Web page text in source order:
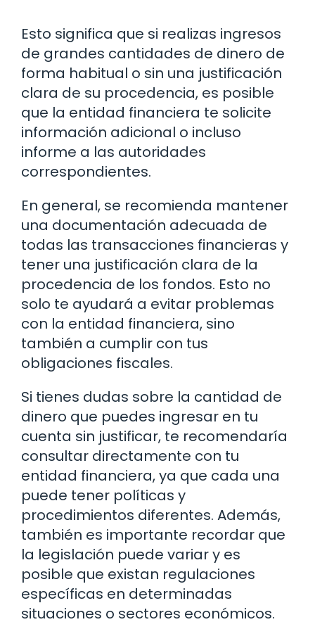
Esto significa que si realizas ingresos
de grandes cantidades de dinero de
forma habitual o sin una justificación
clara de su procedencia, es posible
que la entidad financiera te solicite
información adicional o incluso
informe a las autoridades
correspondientes.
En general, se recomienda mantener
una documentación adecuada de
todas las transacciones financieras y
tener una justificación clara de la
procedencia de los fondos. Esto no
solo te ayudará a evitar problemas
con la entidad financiera, sino
también a cumplir con tus
obligaciones fiscales.
Si tienes dudas sobre la cantidad de
dinero que puedes ingresar en tu
cuenta sin justificar, te recomendaría
consultar directamente con tu
entidad financiera, ya que cada una
puede tener políticas y
procedimientos diferentes. Además,
también es importante recordar que
la legislación puede variar y es
posible que existan regulaciones
específicas en determinadas
situaciones o sectores económicos.